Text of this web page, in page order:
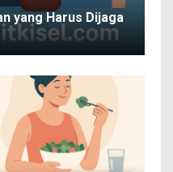
yang Harus Dijaga